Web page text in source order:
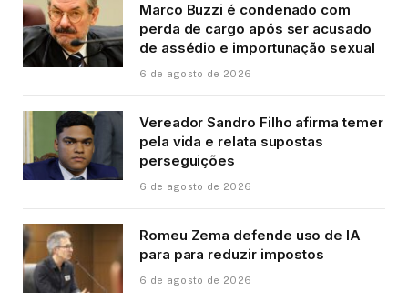
Marco Buzzi é condenado com
perda de cargo após ser acusado
de assédio e importunação sexual
6 de agosto de 2026
Vereador Sandro Filho afirma temer
pela vida e relata supostas
perseguições
6 de agosto de 2026
Romeu Zema defende uso de IA
para para reduzir impostos
6 de agosto de 2026